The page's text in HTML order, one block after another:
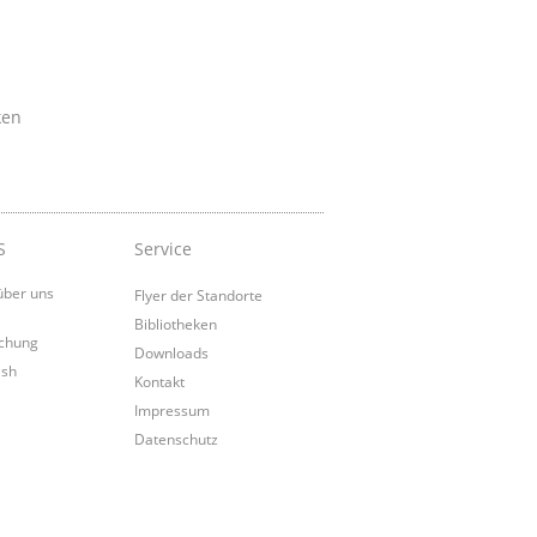
uns
Service
Flyer der Standorte
Bibliotheken
Downloads
Kontakt
Impressum
Datenschutz